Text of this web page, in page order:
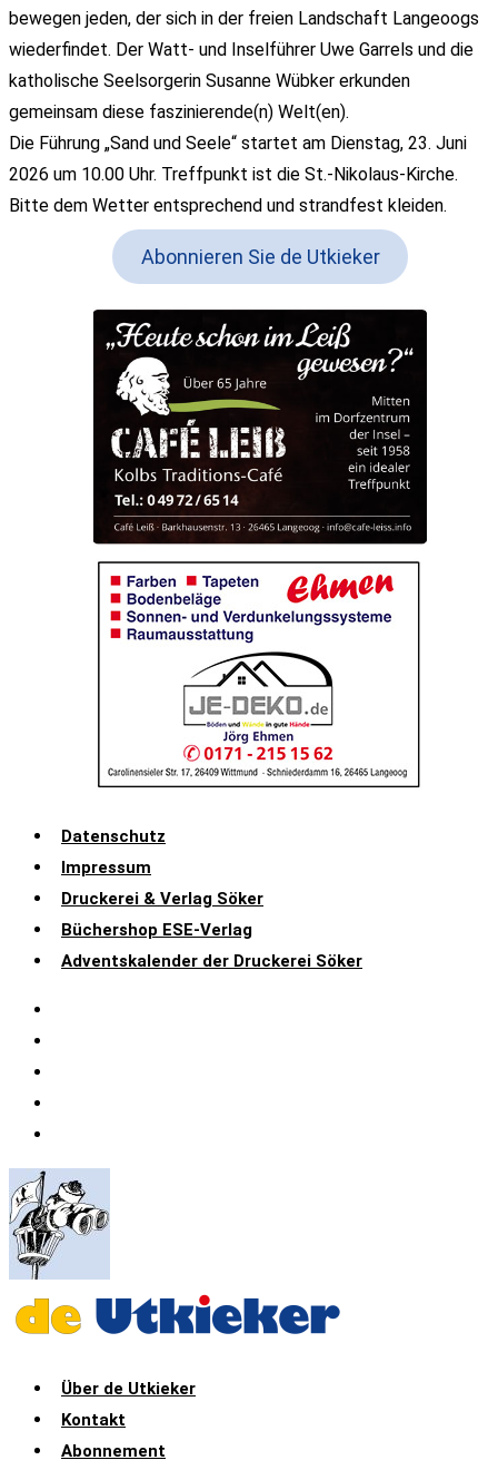
bewegen jeden, der sich in der freien Landschaft Langeoogs
wiederfindet. Der Watt- und Inselführer Uwe Garrels und die
katholische Seelsorgerin Susanne Wübker erkunden
gemeinsam diese faszinierende(n) Welt(en).
Die Führung „Sand und Seele“ startet am Dienstag, 23. Juni
2026 um 10.00 Uhr. Treffpunkt ist die St.-Nikolaus-Kirche.
Bitte dem Wetter entsprechend und strandfest kleiden.
Abonnieren Sie de Utkieker
Datenschutz
Impressum
Druckerei & Verlag Söker
Büchershop ESE-Verlag
Adventskalender der Druckerei Söker
Über de Utkieker
Kontakt
Abonnement